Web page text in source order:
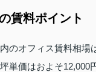
賃料ポイント
のオフィス賃料相
単価はおよそ12,000